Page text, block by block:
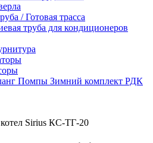
/ Готовая трасса
труба для кондиционеров
Помпы Зимний комплект РДК
Sirius КС-ТГ-20